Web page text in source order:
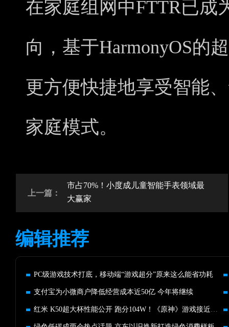
在家庭组网中FTTR已成
向，基于HarmonyOS的
更方便快捷地享受智能
家庭模式。
上一篇：
市占70%！小度成儿童智能手表领域最
大赢家
编辑推荐
PC级游戏技术打底，移动端“游戏超分”原来这么能省功耗
支付宝为小微商户降低经营成本近50亿 今年将继续
红米 K50超大杯性能公开 跑分104W！《原神》游戏接近满帧不发烫